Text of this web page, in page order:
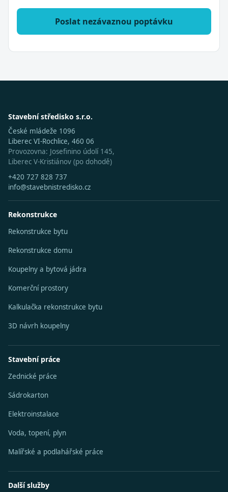
Poslat nezávaznou poptávku
Stavební středisko s.r.o.
České mládeže 1096
Liberec VI-Rochlice, 460 06
Provozovna: Josefinino údolí 145,
Liberec V-Kristiánov (po dohodě)
+420 727 828 737
info@stavebnistredisko.cz
Rekonstrukce
Rekonstrukce bytu
Rekonstrukce domu
Koupelny a bytová jádra
Komerční prostory
Kalkulačka rekonstrukce bytu
3D návrh koupelny
Stavební práce
Zednické práce
Sádrokarton
Elektroinstalace
Voda, topení, plyn
Malířské a podlahářské práce
Další služby